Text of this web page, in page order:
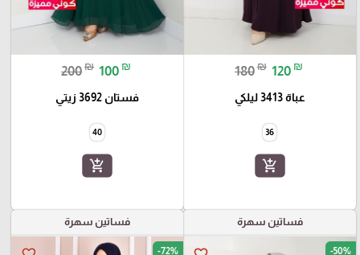
180₪ 120 ₪
عباة 3413 ليلكي
36
add_shopping_cart
200₪ 100 ₪
فستان 3692 زيتي
40
add_shopping_cart
فساتين سهرة
-50%
فساتين سهرة
-72%